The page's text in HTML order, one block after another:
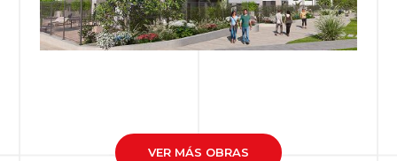
VER MÁS OBRAS